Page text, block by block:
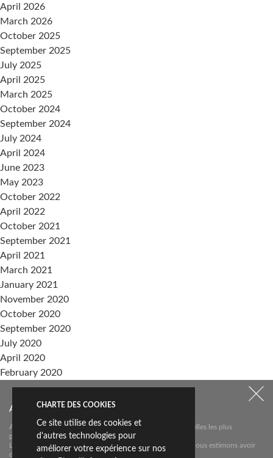
April 2026
March 2026
October 2025
September 2025
July 2025
April 2025
March 2025
October 2024
September 2024
July 2024
April 2024
June 2023
May 2023
October 2022
April 2022
October 2021
September 2021
April 2021
March 2021
January 2021
November 2020
October 2020
September 2020
July 2020
April 2020
February 2020
September 2019
Categories
Sin categoría
Abonnez-vous à notre newsletter
Abonnez-vous à notre newsletter pour connaître les nouvelles les plus
pertinentes sur
Livingceramics. Nous ne vous enverrons un e-mail que si nous estimons avoir
des
CHARTE DES COOKIES
Ce site utilise des cookies et
d'autres technologies pour
améliorer votre expérience sur nos